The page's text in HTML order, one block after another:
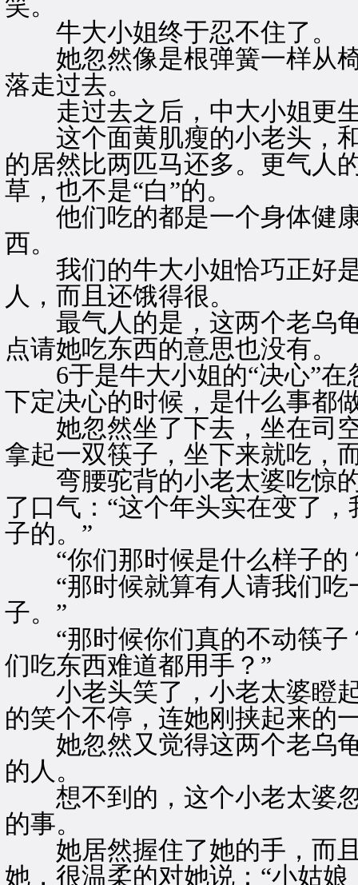
笑。
牛大小姐终于忍不住了。
她忽然像是根弹簧一样从椅
落走过去。
走过去之后，中大小姐更
这个面黄肌瘦的小老头，和
的居然比两匹马还多。更气人
草，也不是“白”的。
他们吃的都是一个身体健康
西。
我们的牛大小姐恰巧正好是
人，而且还饿得很。
最气人的是，这两个老乌
点请她吃东西的意思也没有。
6于是牛大小姐的“决心”在
下定决心的时候，是什么事都
她忽然坐了下去，坐在司空
拿起一双筷子，坐下来就吃，
弯腰驼背的小老太婆吃惊的
了口气：“这个年头实在变了
子的。”
“你们那时候是什么样子的
“那时候就算有人请我们吃
子。”
“那时候你们真的不动筷子
们吃东西难道都用手？”
小老头笑了，小老太婆瞪起
的笑个不停，连她刚挟起来的
她忽然又觉得这两个老乌龟
的人。
想不到的，这个小老太婆忽
的事。
她居然握住了她的手，而且
她，很温柔的对她说：“小姑